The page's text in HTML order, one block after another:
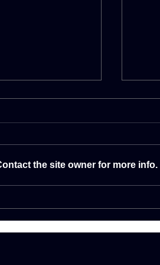
93.5
the site owner for more info.